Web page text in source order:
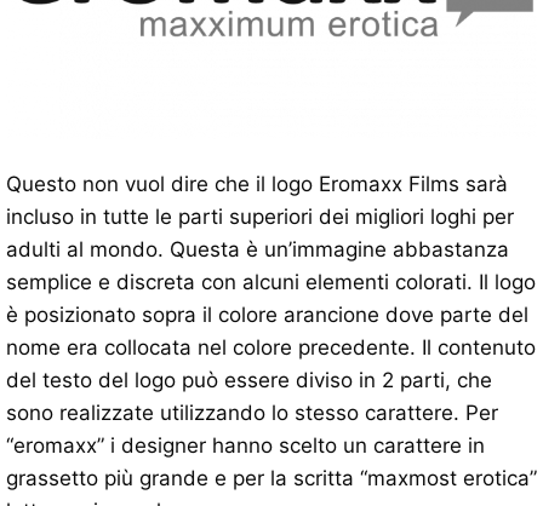
Questo non vuol dire che il logo Eromaxx Films sarà
incluso in tutte le parti superiori dei migliori loghi per
adulti al mondo. Questa è un’immagine abbastanza
semplice e discreta con alcuni elementi colorati. Il logo
è posizionato sopra il colore arancione dove parte del
nome era collocata nel colore precedente. Il contenuto
del testo del logo può essere diviso in 2 parti, che
sono realizzate utilizzando lo stesso carattere. Per
“eromaxx” i designer hanno scelto un carattere in
grassetto più grande e per la scritta “maxmost erotica”